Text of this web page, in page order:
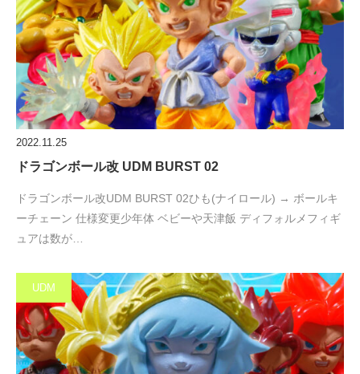
2022.11.25
ドラゴンボール改 UDM BURST 02
ドラゴンボール改UDM BURST 02ひも(ナイロール) → ボールキ
ーチェーン 仕様変更少年体 ベビーや天津飯 ディフォルメフィギ
ュアは数が…
UDM